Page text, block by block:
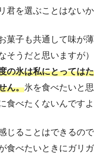
君を選ぶことはない
菓子も共通して味が
そうだと思いますが）
の氷は私にとっては
ん。氷を食べたいと
食べたくないんですよ
じることはできるの
食べたいときにガリ